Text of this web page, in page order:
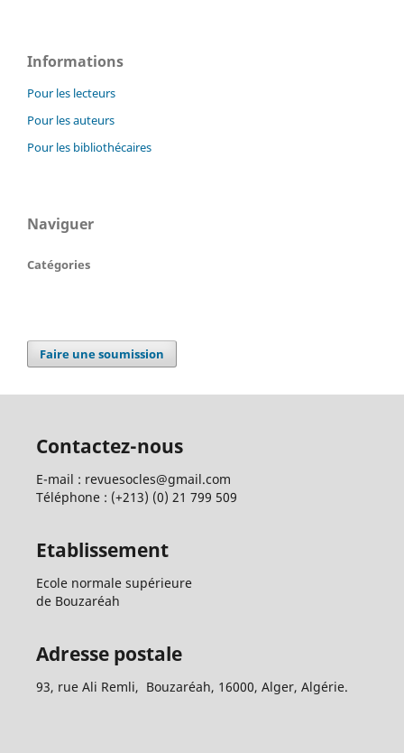
Informations
Pour les lecteurs
Pour les auteurs
Pour les bibliothécaires
Naviguer
Catégories
Faire une soumission
Contactez-nous
E-mail : revuesocles@gmail.com
Téléphone : (+213) (0) 21 799 509
Etablissement
Ecole normale supérieure
de Bouzaréah
Adresse postale
93, rue Ali Remli, Bouzaréah, 16000, Alger, Algérie.